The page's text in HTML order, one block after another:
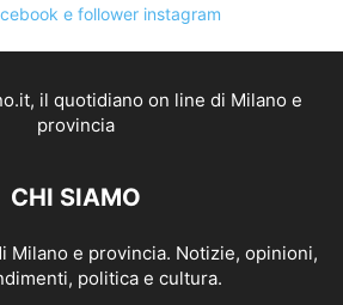
CHI SIAMO
Milano e provincia. Notizie, opinioni,
politica e cultura.